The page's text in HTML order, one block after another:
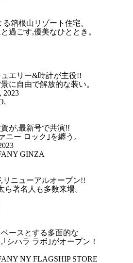
箱根山リゾート住宅。
過ごす,優美なひととき。
エリー&時計が主役!!
に自由で解放的な装い。
2023
が,最新号で共演!!
ニー ロック｣を纏う。
リニューアルオープン!!
ら著名人も多数来場。
ースとする多面的な
シハラ ラボ｣がオープン！